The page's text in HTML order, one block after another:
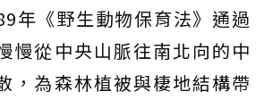
年《野生動物保育法》通過
慢從中央山脈往南北向的中
，為森林植被與棲地結構帶